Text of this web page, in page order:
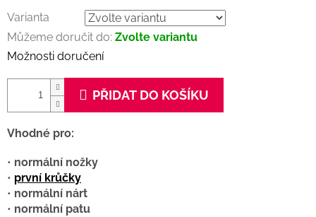
Varianta
Můžeme doručit do: Zvolte variantu
Možnosti doručení
PŘIDAT DO KOŠÍKU
Vhodné pro:
• normální nožky
• první krůčky
• normální nárt
• normální patu